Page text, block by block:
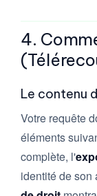
4.
Le contenu
Votre requête
éléments
complète, l'
identité de son